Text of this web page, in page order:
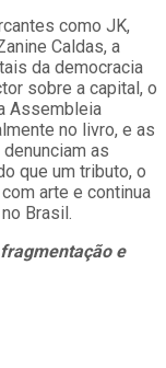
como JK,
Caldas, a
da democracia
sobre a capital, o
Assembleia
no livro, e as
as
que um tributo, o
arte e continua
Brasil.
e